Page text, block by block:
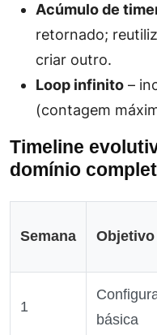
Acúmulo de
retornado;
criar outro.
Loop infinito –
(contagem
Timeline
domínio
Semana Objetivo
1
básica